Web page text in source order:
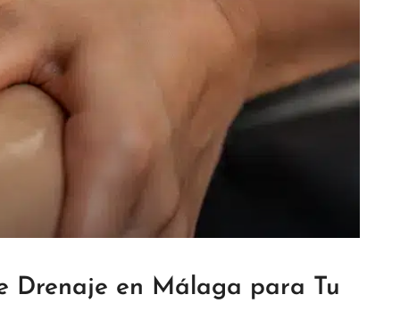
Drenaje en Málaga para Tu